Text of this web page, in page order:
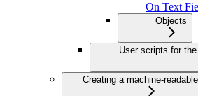
On Text
Objects
User scripts for
Creating a machine-